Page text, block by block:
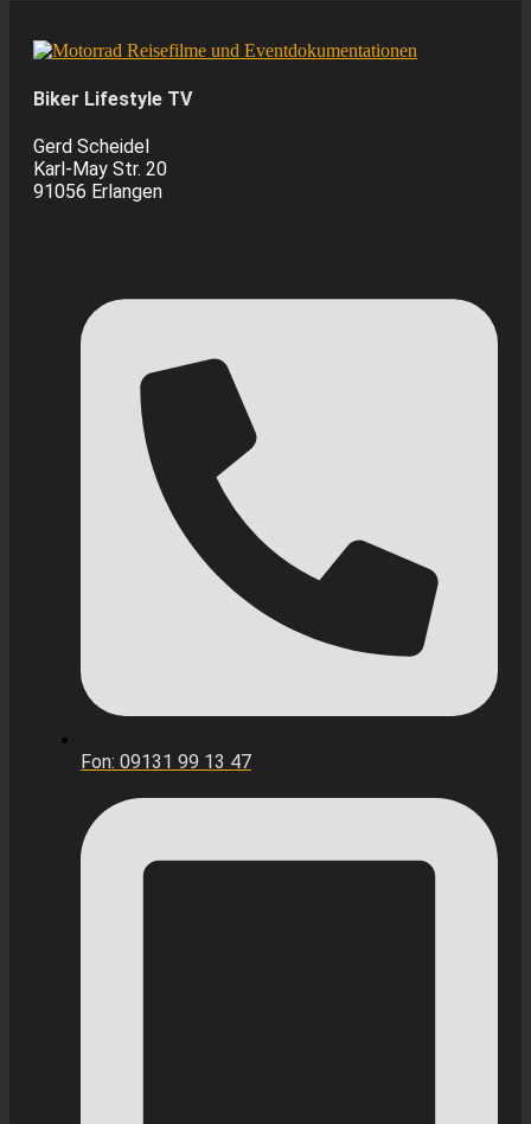
Biker Lifestyle TV
Gerd Scheidel
Karl-May Str. 20
91056 Erlangen
Fon: 09131 99 13 47